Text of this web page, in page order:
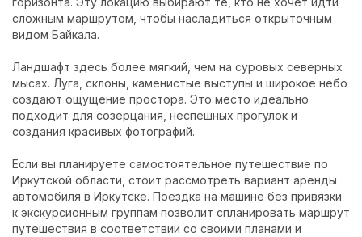
сложным маршрутом, чтобы насладиться открыточным
видом Байкала.
Ландшафт здесь более мягкий, чем на суровых северных
мысах. Луга, склоны, каменистые выступы и широкое небо
создают ощущение простора. Это место идеально
подходит для созерцания, неспешных прогулок и
создания красивых фотографий.
Если вы планируете самостоятельное путешествие по
Иркутской области, стоит рассмотреть вариант аренды
автомобиля в Иркутске. Поездка на машине без привязки
к экскурсионным группам позволит спланировать маршрут
путешествия в соответствии со своими планами и